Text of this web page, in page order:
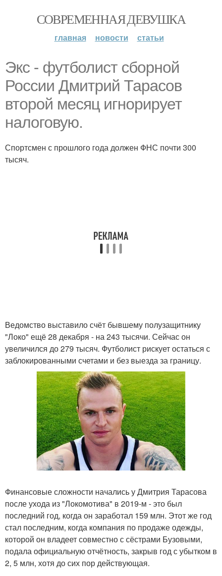
СОВРЕМЕННАЯ ДЕВУШКА
главная новости статьи
Экс - футболист сборной
России Дмитрий Тарасов
второй месяц игнорирует
налоговую.
Спортсмен с прошлого года должен ФНС почти 300
тысяч.
Ведомство выставило счёт бывшему полузащитнику
"Локо" ещё 28 декабря - на 243 тысячи. Сейчас он
увеличился до 279 тысяч. Футболист рискует остаться с
заблокированными счетами и без выезда за границу.
Финансовые сложности начались у Дмитрия Тарасова
после ухода из "Локомотива" в 2019-м - это был
последний год, когда он заработал 159 млн. Этот же год
стал последним, когда компания по продаже одежды,
которой он владеет совместно с сёстрами Бузовыми,
подала официальную отчётность, закрыв год с убытком в
2, 5 млн, хотя до сих пор действующая.